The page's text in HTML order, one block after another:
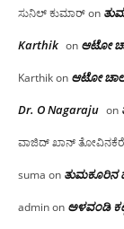
ಸುನಿಲ್ ಕುಮಾರ್on
Karthik on ಆಟೋ
Karthikon ಆಟೋ
Dr. O Nagaraju on
ವಾಜಿದ್ ಖಾನ್ ತೋವಿನಕೆರೆ
suma on ತುಮಕೂರಿನ
adminon ಅಳವಂಡಿ